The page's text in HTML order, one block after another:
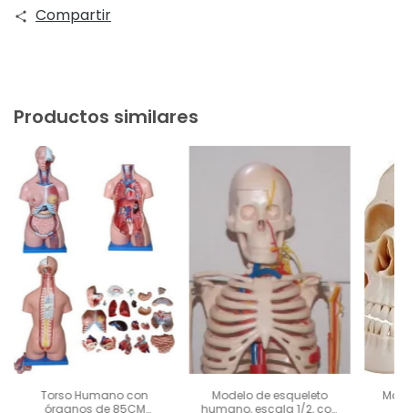
Compartir
Productos similares
Torso Humano con
órganos de 85CM
Modelo de esqueleto
humano, escala 1/2, con